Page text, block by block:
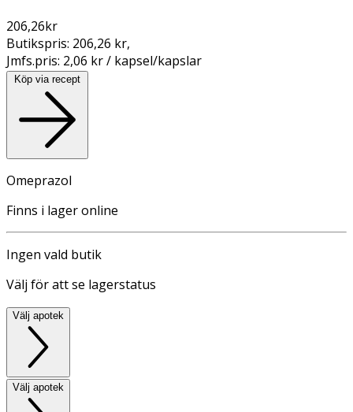
206,26kr
Butikspris: 206,26 kr,
Jmfs.pris: 2,06 kr / kapsel/kapslar
Köp via recept
Omeprazol
Finns i lager online
Ingen vald butik
Välj för att se lagerstatus
Välj apotek
Välj apotek